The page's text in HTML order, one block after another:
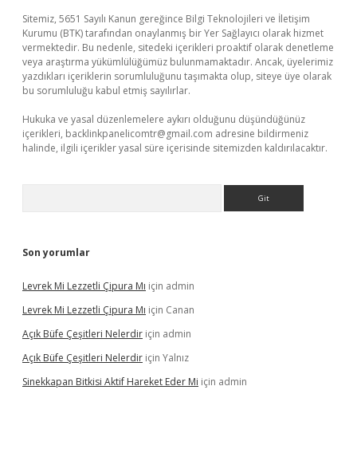
Sitemiz, 5651 Sayılı Kanun gereğince Bilgi Teknolojileri ve İletişim
Kurumu (BTK) tarafından onaylanmış bir Yer Sağlayıcı olarak hizmet
vermektedir. Bu nedenle, sitedeki içerikleri proaktif olarak denetleme
veya araştırma yükümlülüğümüz bulunmamaktadır. Ancak, üyelerimiz
yazdıkları içeriklerin sorumluluğunu taşımakta olup, siteye üye olarak
bu sorumluluğu kabul etmiş sayılırlar.
Hukuka ve yasal düzenlemelere aykırı olduğunu düşündüğünüz
içerikleri, backlinkpanelicomtr@gmail.com adresine bildirmeniz
halinde, ilgili içerikler yasal süre içerisinde sitemizden kaldırılacaktır.
Son yorumlar
Levrek Mi Lezzetli Çipura Mı için admin
Levrek Mi Lezzetli Çipura Mı için Canan
Açık Büfe Çeşitleri Nelerdir için admin
Açık Büfe Çeşitleri Nelerdir için Yalnız
Sinekkapan Bitkisi Aktif Hareket Eder Mi için admin